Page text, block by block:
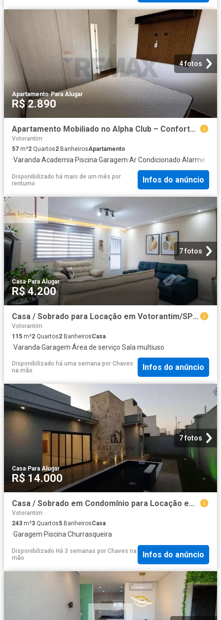
4 fotos
Apartamento·Para Alugar
R$ 2.890
Apartamento Mobiliado no Alpha Club – Conforto e Sofisticação ao lado do Iguatemi Esplanada
Votorantim
57 m²2 Quartos2 BanheirosApartamento
·Varanda·Academia·Piscina·Garagem·Ar Condicionado·Alarme
Disponibilizado há mais de um mês por
rentumo
Infos do anúncio
7 fotos
Casa·Para Alugar
R$ 4.200
Casa / Sobrado para Locação em Votorantim/SP Residencial Votorantim Park I 2 Quartos
Votorantim
115 m²2 Quartos2 BanheirosCasa
·Varanda·Garagem·Área de serviço·Sala multiuso
Disponibilizado há uma semana por Chaves
na mão
Infos do anúncio
7 fotos
Casa· Para Alugar
R$ 14.000
Casa / Sobrado em Condomínio para Locação em Votorantim/SP Alphaville Nova Esplanada 3 3 Quartos
Votorantim
243 m²3 Quartos5 BanheirosCasa
·Garagem·Piscina·Churrasqueira
Disponibilizado Há 3 semanas por Chaves na
mão
Infos do anúncio